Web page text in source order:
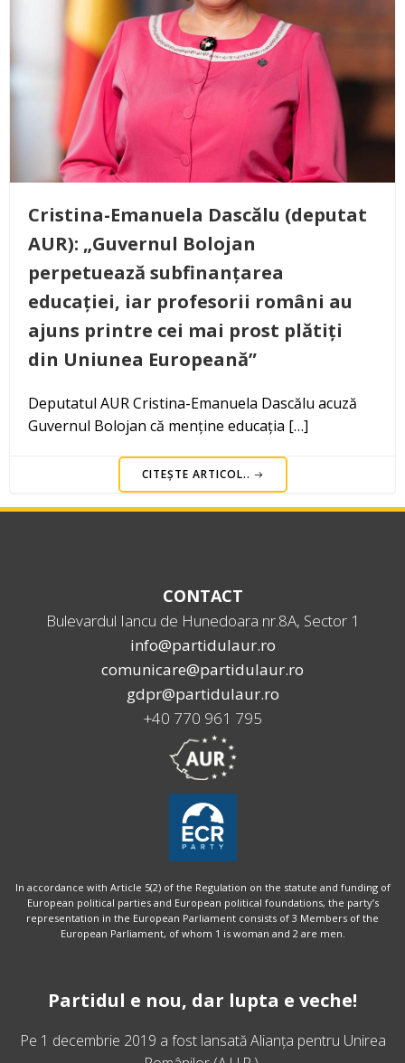
Cristina-Emanuela Dascălu (deputat
AUR): „Guvernul Bolojan
perpetuează subfinanțarea
educației, iar profesorii români au
ajuns printre cei mai prost plătiți
din Uniunea Europeană”
Deputatul AUR Cristina-Emanuela Dascălu acuză
Guvernul Bolojan că menține educația […]
CITEȘTE ARTICOL..
CONTACT
Bulevardul Iancu de Hunedoara nr.8A, Sector 1
info@partidulaur.ro
comunicare@partidulaur.ro
gdpr@partidulaur.ro
+40 770 961 795
In accordance with Article 5(2) of the Regulation on the statute and funding of
European political parties and European political foundations, the party’s
representation in the European Parliament consists of 3 Members of the
European Parliament, of whom 1 is woman and 2 are men.
Partidul e nou, dar lupta e veche!
Pe 1 decembrie 2019 a fost lansatăAlianța pentru Unirea